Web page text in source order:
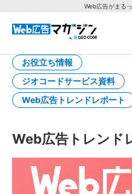
Web広告がまる
お役立ち情報
ジオコードサービス資料
Web広告トレンドレポート
Web広告トレンド